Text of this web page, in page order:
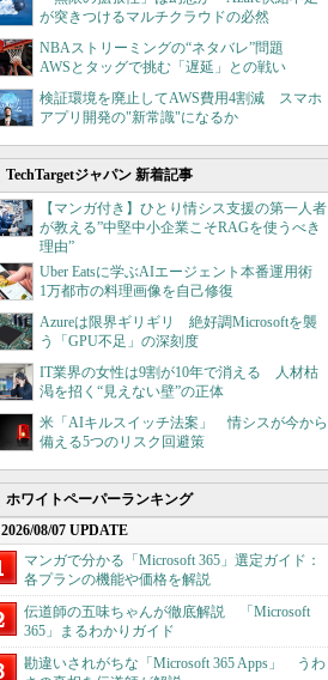
が突きつけるマルチクラウドの必然
NBAストリーミングの“ネタバレ”問題
AWSとタッグで挑む「遅延」との戦い
検証環境を廃止してAWS費用4割減 スマホ
アプリ開発の"新常識"になるか
TechTargetジャパン 新着記事
【マンガ付き】ひとり情シス支援の第一人者
が教える”中堅中小企業こそRAGを使うべき
理由”
Uber Eatsに学ぶAIエージェント本番運用術
1万都市の料理画像を自己修復
Azureは限界ギリギリ 絶好調Microsoftを襲
う「GPU不足」の深刻度
IT業界の女性は9割が10年で消える 人材枯
渇を招く“見えない壁”の正体
米「AIキルスイッチ法案」 情シスが今から
備える5つのリスク回避策
ホワイトペーパーランキング
2026/08/07 UPDATE
マンガで分かる「Microsoft 365」選定ガイド：
各プランの機能や価格を解説
伝道師の五味ちゃんが徹底解説 「Microsoft
365」まるわかりガイド
勘違いされがちな「Microsoft 365 Apps」 うわ